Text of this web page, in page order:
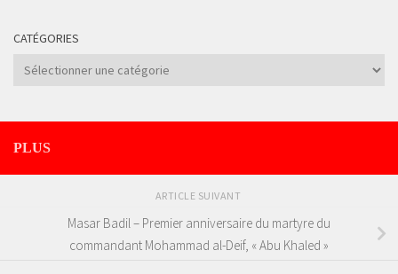
CATÉGORIES
Catégories
PLUS
ARTICLE SUIVANT
Masar Badil – Premier anniversaire du martyre du
commandant Mohammad al-Deif, « Abu Khaled »